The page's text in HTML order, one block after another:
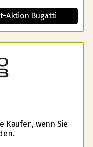
Aktion Bugatti
Kaufen, wenn Sie